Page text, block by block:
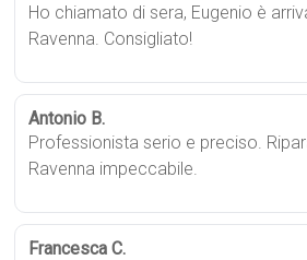
Ho chiamato di sera, Eugenio è
Ravenna. Consigliato!
Antonio B.
Professionista serio e preciso.
Ravenna impeccabile.
Francesca C.